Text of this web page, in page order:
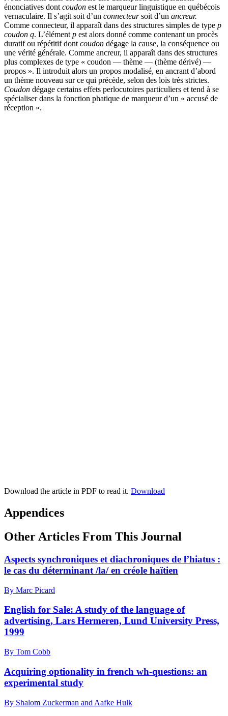
énonciatives dont coudon est le marqueur linguistique en québécois
vernaculaire. Il s’agit soit d’un connecteursoit d’un ancreur.
Comme connecteur, il apparaît dans des structures simples de type p
coudon q. L’élément p est alors donné comme contenant un procès
duratif ou répétitif dont coudon dégage la cause, la conséquence ou
une vérité générale. Comme ancreur, il apparaît dans des structures
plus complexes de type « coudon — thème — (thème dérivé) —
propos ». Il introduit alors un propos modalisé, en ancrant d’abord
un thème nouveau sur ce qui précède, selon des lois très strictes.
Coudon dégage certains effets perlocutoires particuliers et tend à se
spécialiser dans la fonction phatique de marqueur d’un « accusé de
réception ».
Download the article in PDF to read it. Download
Appendices
Other Articles From This Journal
Aspects synchroniques et diachroniques de l’hiatus :
le cas du déterminant /la/ en créole haïtien
By Marc Picard
English for Sale: A study of the language of
advertising, Lars Hermeren, Lund University Press,
1999
By Tom Cobb
Acquiring optionality in french wh-questions: an
experimental study
By Shalom Zuckerman and Aafke Hulk